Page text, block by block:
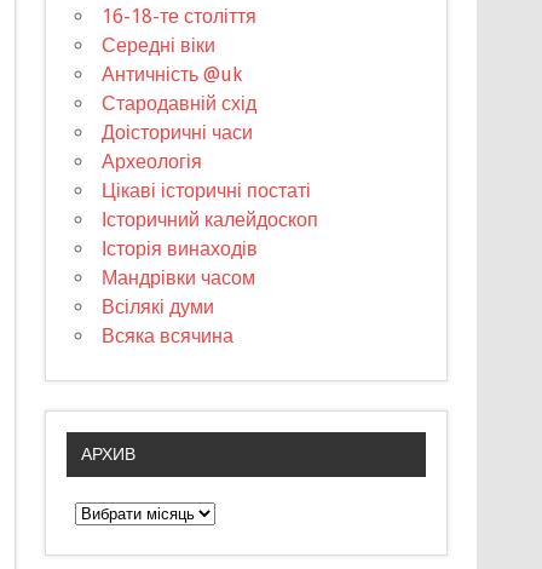
16-18-те століття
Середні віки
Античність @uk
Стародавній схід
Доісторичні часи
Археологія
Цікаві історичні постаті
Історичний калейдоскоп
Історія винаходів
Мандрівки часом
Всілякі думи
Всяка всячина
АРХИВ
А
р
х